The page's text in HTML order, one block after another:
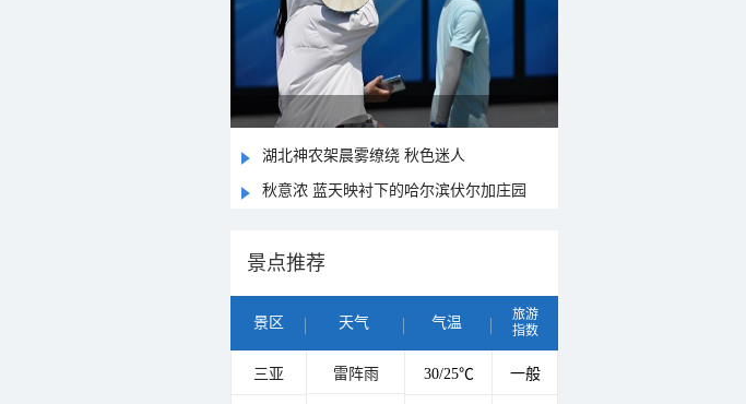
湖北神农架晨雾缭绕 秋色迷人
秋意浓 蓝天映衬下的哈尔滨伏尔加庄园
景点推荐
景区 天气 气温
旅游
指数
三亚 雷阵雨 30/25℃ 一般